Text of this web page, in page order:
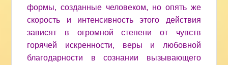
формы, созданные человеком, но опять же
скорость и интенсивность этого действия
зависят в огромной степени от чувств
горячей искренности, веры и любовной
благодарности в сознании вызывающего